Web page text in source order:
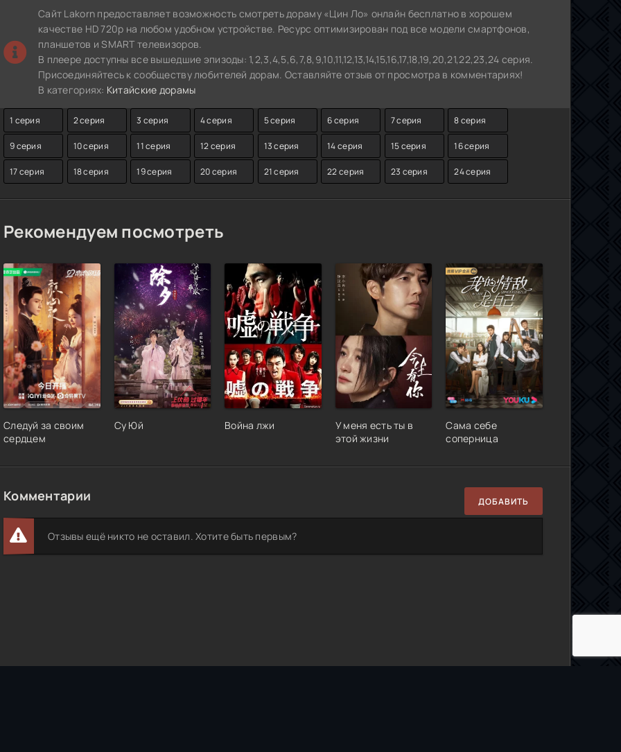
Сайт Lakorn предоставляет возможность смотреть дораму «Цин Ло» онлайн бесплатно в хорошем
качестве HD 720p на любом удобном устройстве. Ресурс оптимизирован под все модели смартфонов,
планшетов и SMART телевизоров.
В плеере доступны все вышедшие эпизоды: 1,2,3,4,5,6,7,8,9,10,11,12,13,14,15,16,17,18,19,20,21,22,23,24 серия.
Присоединяйтесь к сообществу любителей дорам. Оставляйте отзыв от просмотра в комментариях!
В категориях: Китайские дорамы
1 серия 2 серия 3 серия 4 серия 5 серия 6 серия 7 серия 8 серия
9 серия 10 серия 11 серия 12 серия 13 серия 14 серия 15 серия 16 серия
17 серия 18 серия 19 серия 20 серия 21 серия 22 серия 23 серия 24 серия
Рекомендуем посмотреть
Следуй за своим
сердцем
Су Юй Война лжи
У меня есть ты в
этой жизни
Сама себе
соперница
Комментарии ДОБАВИТЬ
Отзывы ещё никто не оставил. Хотите быть первым?